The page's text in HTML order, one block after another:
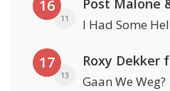
16
11
Post Malone
I Had Some
17
13
Roxy Dekker
Gaan We Weg?